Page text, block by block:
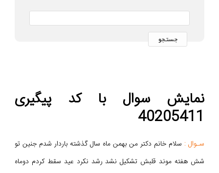
نمایش سوال با کد پیگیری
40205411
سـوال : سلام خانم دکتر من بهمن ماه سال گذشته باردار شدم جنین تو
شش هفته موند قلبش تشکیل نشد رشد نکرد عید سقط کردم دوماه